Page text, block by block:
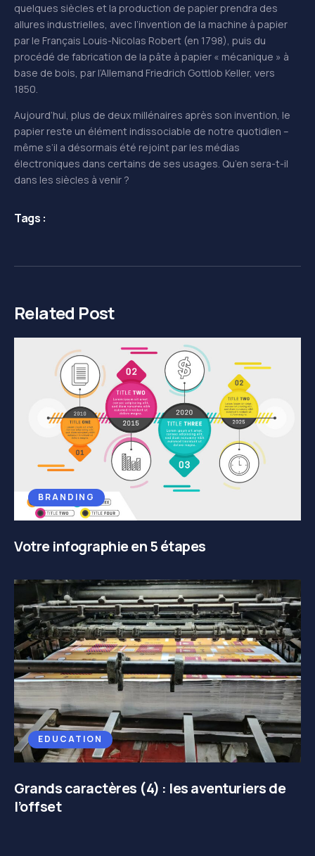
quelques siècles et la production de papier prendra des
allures industrielles, avec l’invention de la machine à papier
par le Français Louis-Nicolas Robert (en 1798), puis du
procédé de fabrication de la pâte à papier « mécanique » à
base de bois, par l’Allemand Friedrich Gottlob Keller, vers
1850.
Aujourd’hui, plus de deux millénaires après son invention, le
papier reste un élément indissociable de notre quotidien –
même s’il a désormais été rejoint par les médias
électroniques dans certains de ses usages. Qu’en sera-t-il
dans les siècles à venir ?
Tags :
Related Post
BRANDING
Votre infographie en 5 étapes
EDUCATION
Grands caractères (4) : les aventuriers de
l’offset